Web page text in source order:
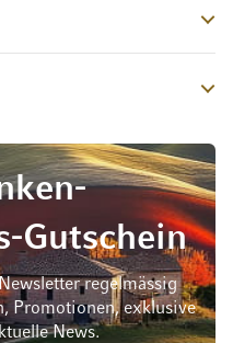
Gutschein
regelmässig
Promotionen, exklusive
News.